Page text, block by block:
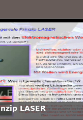
LASER